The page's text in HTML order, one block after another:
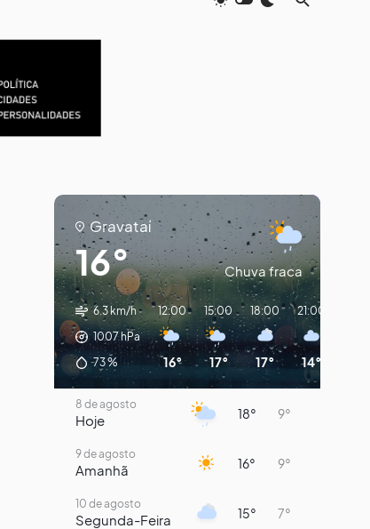
Gravataí
16° Chuva fraca
6.3 km/h
1007 hPa
73%
12:00
16°
15:00
17°
18:00
17°
21:00
14°
8 de agosto
Hoje 18° 9°
9 de agosto
Amanhã 16° 9°
10 de agosto
Segunda-Feira 15° 7°